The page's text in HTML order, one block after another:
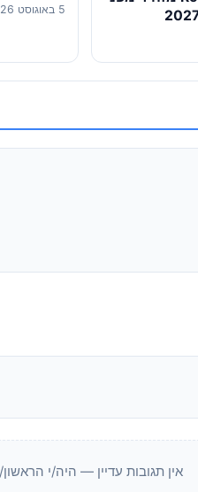
5 באוגוסט 2026
אין תגובות עדיין — היה/י